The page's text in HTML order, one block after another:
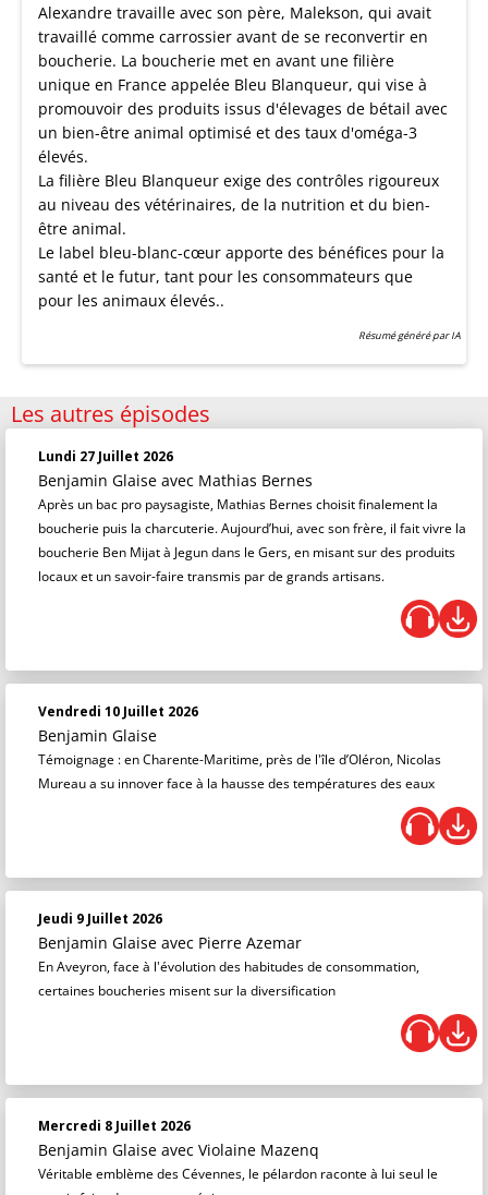
Alexandre travaille avec son père, Malekson, qui avait
travaillé comme carrossier avant de se reconvertir en
boucherie. La boucherie met en avant une filière
unique en France appelée Bleu Blanqueur, qui vise à
promouvoir des produits issus d'élevages de bétail avec
un bien-être animal optimisé et des taux d'oméga-3
élevés.
La filière Bleu Blanqueur exige des contrôles rigoureux
au niveau des vétérinaires, de la nutrition et du bien-
être animal.
Le label bleu-blanc-cœur apporte des bénéfices pour la
santé et le futur, tant pour les consommateurs que
pour les animaux élevés..
Résumé généré par IA
Les autres épisodes
Lundi 27 Juillet 2026
Benjamin Glaise avec Mathias Bernes
Après un bac pro paysagiste, Mathias Bernes choisit finalement la
boucherie puis la charcuterie. Aujourd’hui, avec son frère, il fait vivre la
boucherie Ben Mijat à Jegun dans le Gers, en misant sur des produits
locaux et un savoir-faire transmis par de grands artisans.
Vendredi 10 Juillet 2026
Benjamin Glaise
Témoignage : en Charente-Maritime, près de l'île d’Oléron, Nicolas
Mureau a su innover face à la hausse des températures des eaux
Jeudi 9 Juillet 2026
Benjamin Glaise avec Pierre Azemar
En Aveyron, face à l'évolution des habitudes de consommation,
certaines boucheries misent sur la diversification
Mercredi 8 Juillet 2026
Benjamin Glaise avec Violaine Mazenq
Véritable emblème des Cévennes, le pélardon raconte à lui seul le